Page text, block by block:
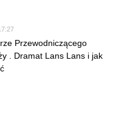
Przewodniczącego
. Dramat Lans Lans i jak